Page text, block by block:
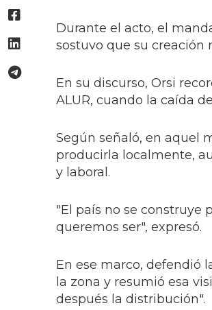
Durante el acto, el
sostuvo que su creación
En su discurso, Orsi
ALUR, cuando la caída
Según señaló, en aquel
producirla localmente,
y laboral.
"El país no se construye
queremos ser", expresó.
En ese marco, defendió
la zona y resumió esa
después la distribución".